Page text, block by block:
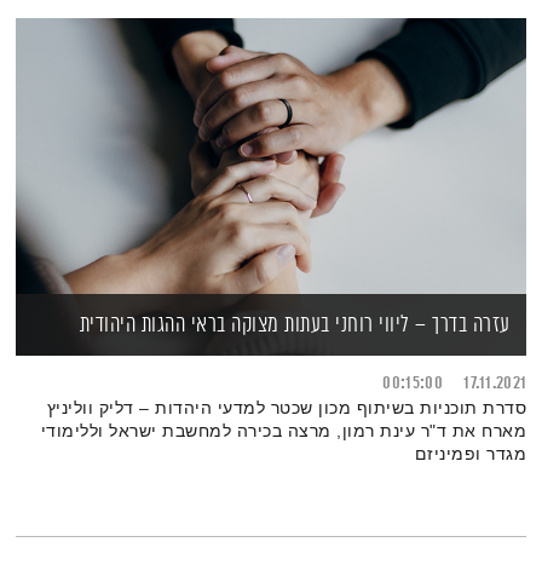
עזרה בדרך – ליווי רוחני בעתות מצוקה בראי ההגות היהודית
17.11.2021
00:15:00
סדרת תוכניות בשיתוף מכון שכטר למדעי היהדות – דליק ווליניץ
מארח את ד"ר עינת רמון, מרצה בכירה למחשבת ישראל וללימודי
מגדר ופמיניזם